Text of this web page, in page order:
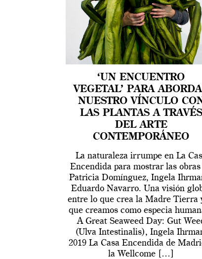
‘UN ENCUENTRO
VEGETAL’ PARA
NUESTRO VÍNCULO
LAS PLANTAS A TRAVÉS
DEL ARTE
CONTEMPORÁNEO
La naturaleza irrumpe en La
Encendida para mostrar las obras
Patricia Domínguez, Ingela
Eduardo Navarro. Una visión
entre lo que crea la Madre Tierra
que creamos como especia
A Great Seaweed Day: Gut
(Ulva Intestinalis), Ingela
2019 La Casa Encendida de
la Wellcome […]